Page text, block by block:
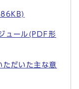
86KB)
ュール(PDF形
ただいた主な意